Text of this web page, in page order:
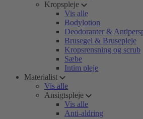
Kropspleje
Vis alle
Bodylotion
Deodoranter &
Brusegel & Brusepleje
Kropsrensning og scrub
Sæbe
Intim pleje
Materialist
Vis alle
Ansigtspleje
Vis alle
Anti-aldring